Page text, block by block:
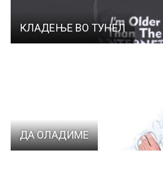
КЛАДЕЊЕ ВО ТУНЕЛ
ДА ОЛАДИМЕ